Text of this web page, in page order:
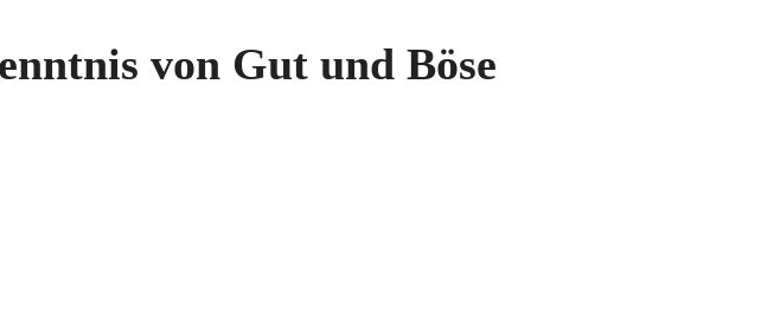
von Gut und Böse